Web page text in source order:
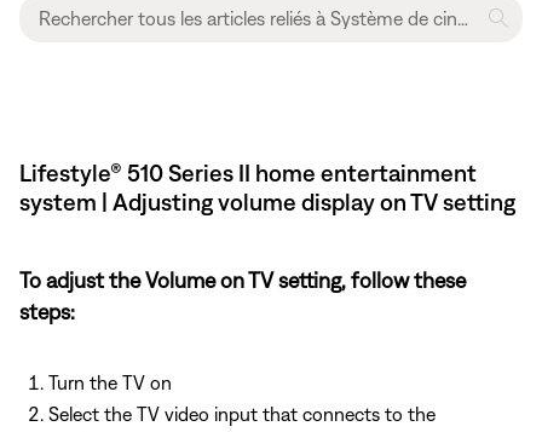
Lifestyle® 510 Series II home entertainment
system | Adjusting volume display on TV setting
To adjust the Volume on TV setting, follow these
steps:
Turn the TV on
Select the TV video input that connects to the